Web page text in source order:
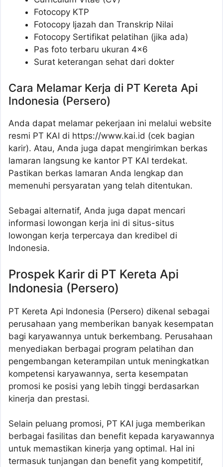
Fotocopy KTP
Fotocopy Ijazah dan Transkrip Nilai
Fotocopy Sertifikat pelatihan (jika ada)
Pas foto terbaru ukuran 4×6
Surat keterangan sehat dari dokter
Cara Melamar Kerja di PT Kereta Api
Indonesia (Persero)
Anda dapat melamar pekerjaan ini melalui website
resmi PT KAI di https://www.kai.id (cek bagian
karir). Atau, Anda juga dapat mengirimkan berkas
lamaran langsung ke kantor PT KAI terdekat.
Pastikan berkas lamaran Anda lengkap dan
memenuhi persyaratan yang telah ditentukan.
Sebagai alternatif, Anda juga dapat mencari
informasi lowongan kerja ini di situs-situs
lowongan kerja terpercaya dan kredibel di
Indonesia.
Prospek Karir di PT Kereta Api
Indonesia (Persero)
PT Kereta Api Indonesia (Persero) dikenal sebagai
perusahaan yang memberikan banyak kesempatan
bagi karyawannya untuk berkembang. Perusahaan
menyediakan berbagai program pelatihan dan
pengembangan keterampilan untuk meningkatkan
kompetensi karyawannya, serta kesempatan
promosi ke posisi yang lebih tinggi berdasarkan
kinerja dan prestasi.
Selain peluang promosi, PT KAI juga memberikan
berbagai fasilitas dan benefit kepada karyawannya
untuk memastikan kinerja yang optimal. Hal ini
termasuk tunjangan dan benefit yang kompetitif,